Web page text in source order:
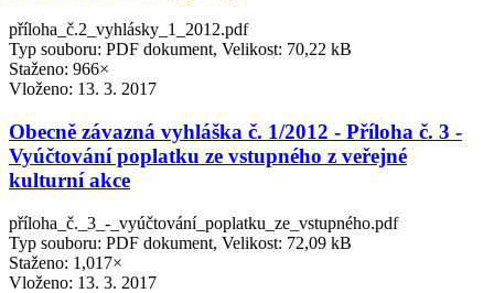
příloha_č.2_vyhlásky_1_2012.pdf
Typ souboru: PDF dokument, Velikost: 70,22 kB
Staženo: 966×
Vloženo: 13. 3. 2017
Obecně závazná vyhláška č. 1/2012 - Příloha č. 3 -
Vyúčtování poplatku ze vstupného z veřejné
kulturní akce
příloha_č._3_-_vyúčtování_poplatku_ze_vstupného.pdf
Typ souboru: PDF dokument, Velikost: 72,09 kB
Staženo: 1,017×
Vloženo: 13. 3. 2017